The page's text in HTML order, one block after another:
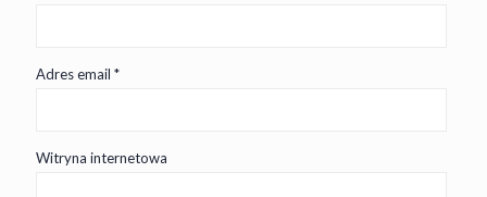
Adres email *
Witryna internetowa